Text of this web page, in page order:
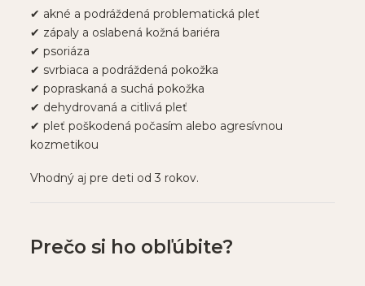
✔ akné a podráždená problematická pleť
✔ zápaly a oslabená kožná bariéra
✔ psoriáza
✔ svrbiaca a podráždená pokožka
✔ popraskaná a suchá pokožka
✔ dehydrovaná a citlivá pleť
✔ pleť poškodená počasím alebo agresívnou
kozmetikou
Vhodný aj pre deti od 3 rokov.
Prečo si ho obľúbite?